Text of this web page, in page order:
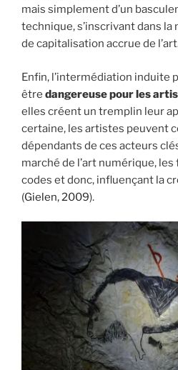
mais simplement d’un
technique, s’inscrivant dans
de capitalisation accrue de
Enfin, l’intermédiation induite
être dangereuse pour les
elles créent un tremplin leur
certaine, les artistes peuvent
dépendants de ces acteurs
marché de l’art numérique,
codes et donc, influençant la
(Gielen, 2009).